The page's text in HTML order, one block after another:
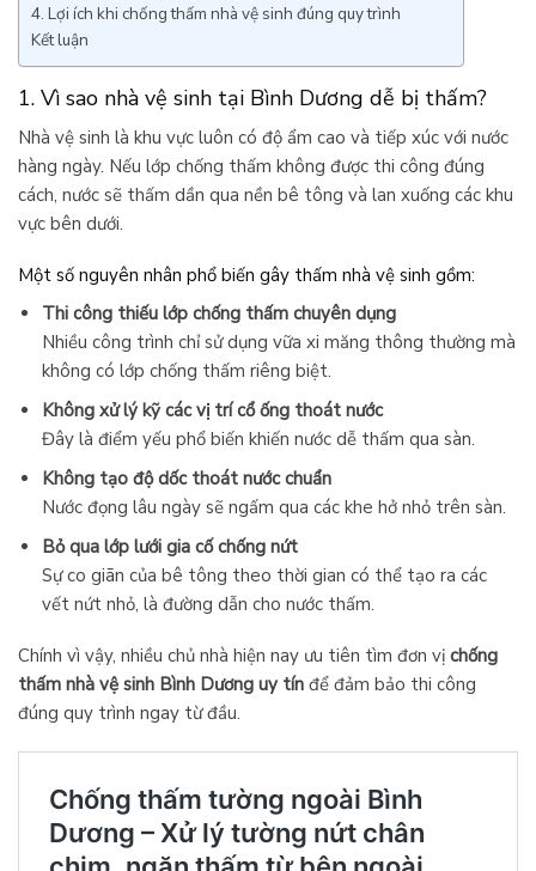
4. Lợi ích khi chống thấm nhà vệ sinh đúng quy trình
Kết luận
1. Vì sao nhà vệ sinh tại Bình Dương dễ bị thấm?
Nhà vệ sinh là khu vực luôn có độ ẩm cao và tiếp xúc với nước
hàng ngày. Nếu lớp chống thấm không được thi công đúng
cách, nước sẽ thấm dần qua nền bê tông và lan xuống các khu
vực bên dưới.
Một số nguyên nhân phổ biến gây thấm nhà vệ sinh gồm:
Thi công thiếu lớp chống thấm chuyên dụng
Nhiều công trình chỉ sử dụng vữa xi măng thông thường mà
không có lớp chống thấm riêng biệt.
Không xử lý kỹ các vị trí cổ ống thoát nước
Đây là điểm yếu phổ biến khiến nước dễ thấm qua sàn.
Không tạo độ dốc thoát nước chuẩn
Nước đọng lâu ngày sẽ ngấm qua các khe hở nhỏ trên sàn.
Bỏ qua lớp lưới gia cố chống nứt
Sự co giãn của bê tông theo thời gian có thể tạo ra các
vết nứt nhỏ, là đường dẫn cho nước thấm.
Chính vì vậy, nhiều chủ nhà hiện nay ưu tiên tìm đơn vị chống
thấm nhà vệ sinh Bình Dương uy tín để đảm bảo thi công
đúng quy trình ngay từ đầu.